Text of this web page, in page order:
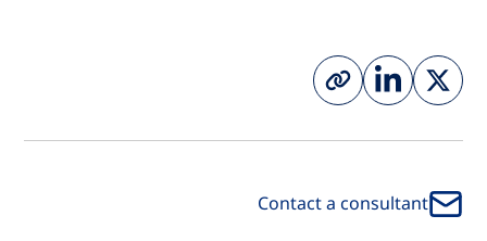
Contact a consultant